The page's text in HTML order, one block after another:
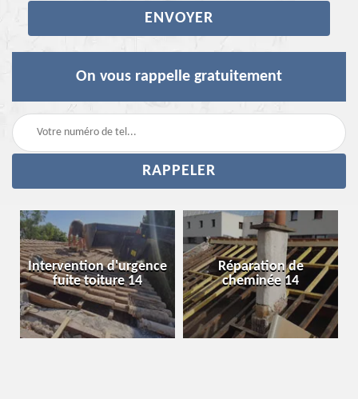
On vous rappelle gratuitement
Intervention d'urgence
fuite toiture 14
Réparation de
cheminée 14